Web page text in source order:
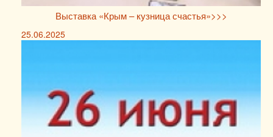
Выставка «Крым – кузница счастья»>>>
25.06.2025